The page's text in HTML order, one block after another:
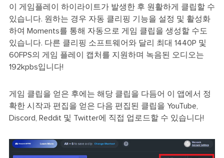
이 게임플레이 하이라이트가 발생한 후 원활하게 클립할 수
있습니다. 원하는 경우 자동 클리핑 기능을 설정 및 활성화
하여 Moments를 통해 자동으로 게임 클립을 생성할 수도
있습니다. 다른 클리핑 소프트웨어와 달리 최대 1440P 및
60FPS의 게임 플레이 캡처를 지원하며 녹음된 오디오는
192kpbs입니다!
게임 클립을 얻은 후에는 해당 클립을 다듬어 이 앱에서 정
확한 시작과 편집을 얻은 다음 편집된 클립을 YouTube,
Discord, Reddit 및 Twitter에 직접 업로드할 수 있습니다!